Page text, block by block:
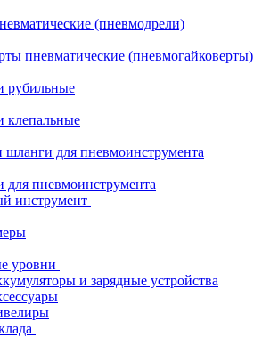
(пневмодрели)
пневматические (пневмогайковерты)
рубильные
клепальные
шланги для пневмоинструмента
для пневмоинструмента
инструмент
уровни
и зарядные устройства